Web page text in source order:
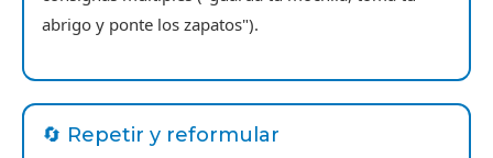
abrigo y ponte los zapatos").
🔄 Repetir y reformular